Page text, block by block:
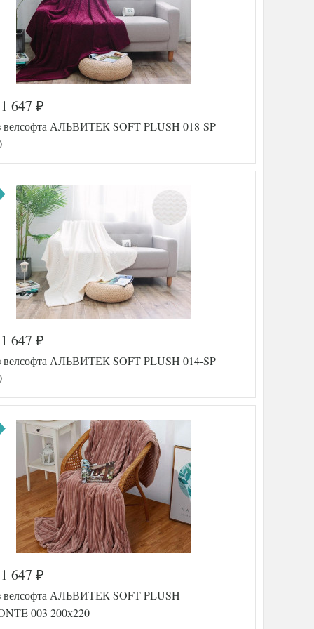
518-313
AL200092
АльВиТек
(Россия)
1 647 ₽
велсофта АЛЬВИТЕК SOFT PLUSH 018-SP
518-400
AL200092
5577685
1 647 ₽
велсофта АЛЬВИТЕК SOFT PLUSH 014-SP
1 647 ₽
велсофта АЛЬВИТЕК SOFT PLUSH
003 200х220